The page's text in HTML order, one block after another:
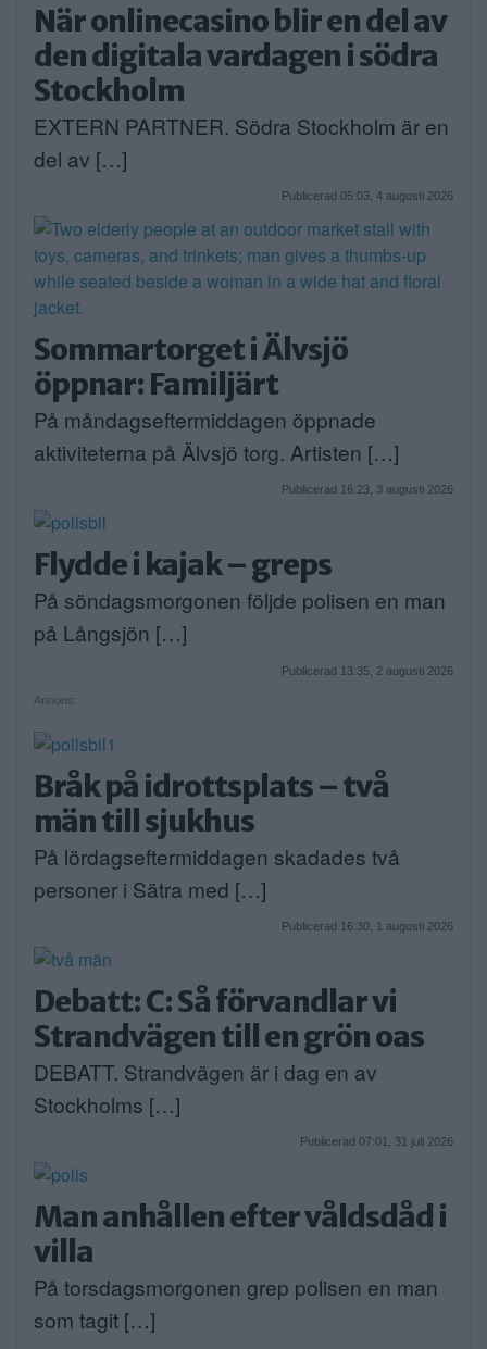
När onlinecasino blir en del av
den digitala vardagen i södra
Stockholm
EXTERN PARTNER. Södra Stockholm är en
del av […]
Publicerad 05:03, 4 augusti 2026
Sommartorget i Älvsjö
öppnar: Familjärt
På måndagseftermiddagen öppnade
aktiviteterna på Älvsjö torg. Artisten […]
Publicerad 16:23, 3 augusti 2026
Flydde i kajak – greps
På söndagsmorgonen följde polisen en man
på Långsjön […]
Publicerad 13:35, 2 augusti 2026
Annons:
Bråk på idrottsplats – två
män till sjukhus
På lördagseftermiddagen skadades två
personer i Sätra med […]
Publicerad 16:30, 1 augusti 2026
Debatt: C: Så förvandlar vi
Strandvägen till en grön oas
DEBATT. Strandvägen är i dag en av
Stockholms […]
Publicerad 07:01, 31 juli 2026
Man anhållen efter våldsdåd i
villa
På torsdagsmorgonen grep polisen en man
som tagit […]